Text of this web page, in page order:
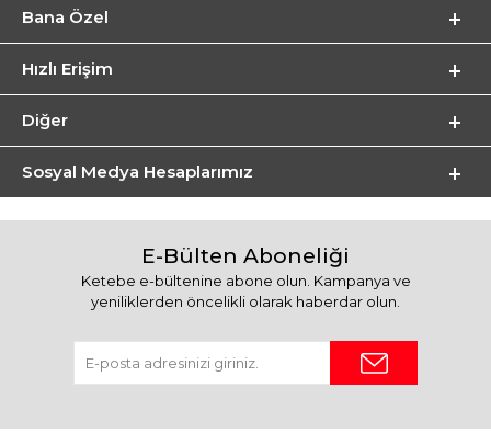
Bana Özel
Hızlı Erişim
Diğer
Sosyal Medya Hesaplarımız
E-Bülten Aboneliği
Ketebe e-bültenine abone olun. Kampanya ve
yeniliklerden öncelikli olarak haberdar olun.